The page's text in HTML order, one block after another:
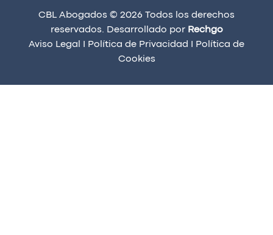
CBL Abogados © 2026 Todos los derechos
reservados. Desarrollado por Rechgo
Aviso Legal
Política de Privacidad
Política de
Cookies